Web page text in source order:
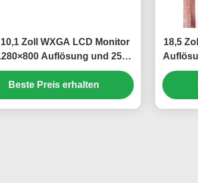
10,1 Zoll WXGA LCD Monitor
Auflösung und 250
cd/m2 Helligkeit
Beste Preis erhalten
18,5